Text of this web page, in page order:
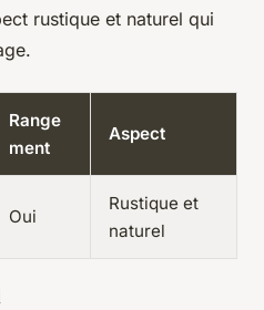
rustique et naturel qui
Range
ment
Aspect
Oui
Rustique et
naturel